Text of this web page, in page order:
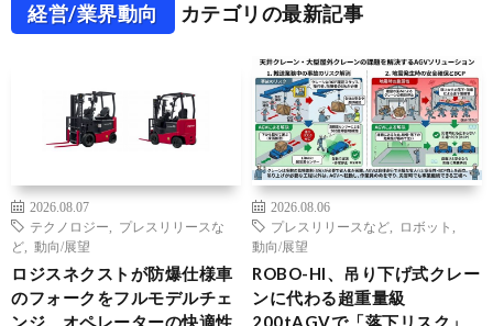
経営/業界動向 カテゴリの最新記事
2026.08.07
テクノロジー
プレスリリースな
ど
動向/展望
ロジスネクストが防爆仕様車
のフォークをフルモデルチェ
ンジ、オペレーターの快適性
2026.08.06
プレスリリースなど
ロボット
動向/展望
ROBO-HI、吊り下げ式クレー
ンに代わる超重量級
200tAGVで「落下リスク」